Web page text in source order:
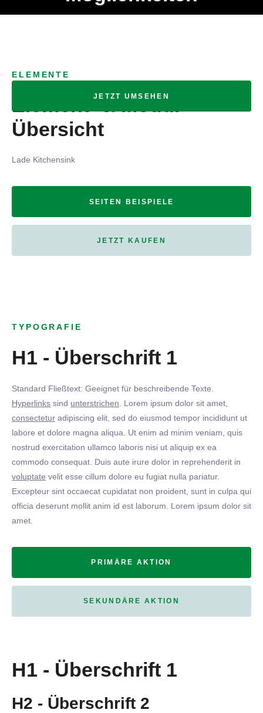
JETZT UMSEHEN
ELEMENTE
Element- & Modul-
Übersicht
Lade Kitchensink
SEITEN BEISPIELE
JETZT KAUFEN
TYPOGRAFIE
H1 - Überschrift 1
Standard Fließtext: Geeignet für beschreibende Texte.
Hyperlinks sind unterstrichen . Lorem ipsum dolor sit amet,
consectetur adipiscing elit, sed do eiusmod tempor incididunt ut
labore et dolore magna aliqua. Ut enim ad minim veniam, quis
nostrud exercitation ullamco laboris nisi ut aliquip ex ea
commodo consequat. Duis aute irure dolor in reprehenderit in
voluptate velit esse cillum dolore eu fugiat nulla pariatur.
Excepteur sint occaecat cupidatat non proident, sunt in culpa qui
officia deserunt mollit anim id est laborum. Lorem ipsum dolor sit
amet.
PRIMÄRE AKTION
SEKUNDÄRE AKTION
H1 - Überschrift 1
H2 - Überschrift 2